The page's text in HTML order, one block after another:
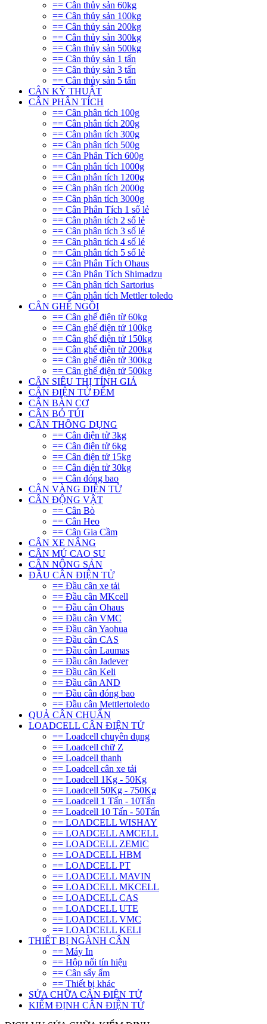
== Cân thủy sản 60kg
== Cân thủy sản 100kg
== Cân thủy sản 200kg
== Cân thủy sản 300kg
== Cân thủy sản 500kg
== Cân thủy sản 1 tấn
== Cân thủy sản 3 tấn
== Cân thủy sản 5 tấn
CÂN KỸ THUẬT
CÂN PHÂN TÍCH
== Cân phân tích 100g
== Cân phân tích 200g
== Cân phân tích 300g
== Cân phân tích 500g
== Cân Phân Tích 600g
== Cân phân tích 1000g
== Cân phân tích 1200g
== Cân phân tích 2000g
== Cân phân tích 3000g
== Cân Phân Tích 1 số lẻ
== Cân phân tích 2 số lẻ
== Cân phân tích 3 số lẻ
== Cân phân tích 4 số lẻ
== Cân phân tích 5 số lẻ
== Cân Phân Tích Ohaus
== Cân Phân Tích Shimadzu
== Cân phân tích Sartorius
== Cân phân tích Mettler toledo
CÂN GHẾ NGỒI
== Cân ghế điện từ 60kg
== Cân ghế điện tử 100kg
== Cân ghế điện tử 150kg
== Cân ghế điện tử 200kg
== Cân ghế điện tử 300kg
== Cân ghế điện tử 500kg
CÂN SIÊU THỊ TÍNH GIÁ
CÂN ĐIỆN TỬ ĐẾM
CÂN BÀN CƠ
CÂN BỎ TÚI
CÂN THÔNG DỤNG
== Cân điện tử 3kg
== Cân điện tử 6kg
== Cân điện tử 15kg
== Cân điện tử 30kg
== Cân đóng bao
CÂN VÀNG ĐIỆN TỬ
CÂN ĐỘNG VẬT
== Cân Bò
== Cân Heo
== Cân Gia Cầm
CÂN XE NÂNG
CÂN MỦ CAO SU
CÂN NÔNG SẢN
ĐẦU CÂN ĐIỆN TỬ
== Đầu cân xe tải
== Đầu cân MKcell
== Đầu cân Ohaus
== Đầu cân VMC
== Đầu cân Yaohua
== Đầu cân CAS
== Đầu cân Laumas
== Đầu cân Jadever
== Đầu cân Keli
== Đầu cân AND
== Đầu cân đóng bao
== Đầu cân Mettlertoledo
QUẢ CÂN CHUẨN
LOADCELL CÂN ĐIỆN TỬ
== Loadcell chuyên dụng
== Loadcell chữ Z
== Loadcell thanh
== Loadcell cân xe tải
== Loadcell 1Kg - 50Kg
== Loadcell 50Kg - 750Kg
== Loadcell 1 Tấn - 10Tấn
== Loadcell 10 Tấn - 50Tấn
== LOADCELL WISHAY
== LOADCELL AMCELL
== LOADCELL ZEMIC
== LOADCELL HBM
== LOADCELL PT
== LOADCELL MAVIN
== LOADCELL MKCELL
== LOADCELL CAS
== LOADCELL UTE
== LOADCELL VMC
== LOADCELL KELI
THIẾT BỊ NGÀNH CÂN
== Máy In
== Hộp nối tín hiệu
== Cân sấy ẩm
== Thiết bị khác
SỬA CHỮA CÂN ĐIỆN TỬ
KIỂM ĐỊNH CÂN ĐIỆN TỬ